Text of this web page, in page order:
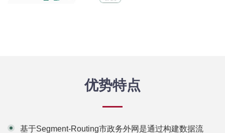
优势特点
基于Segment-Routing市政务外网是通过构建数据流